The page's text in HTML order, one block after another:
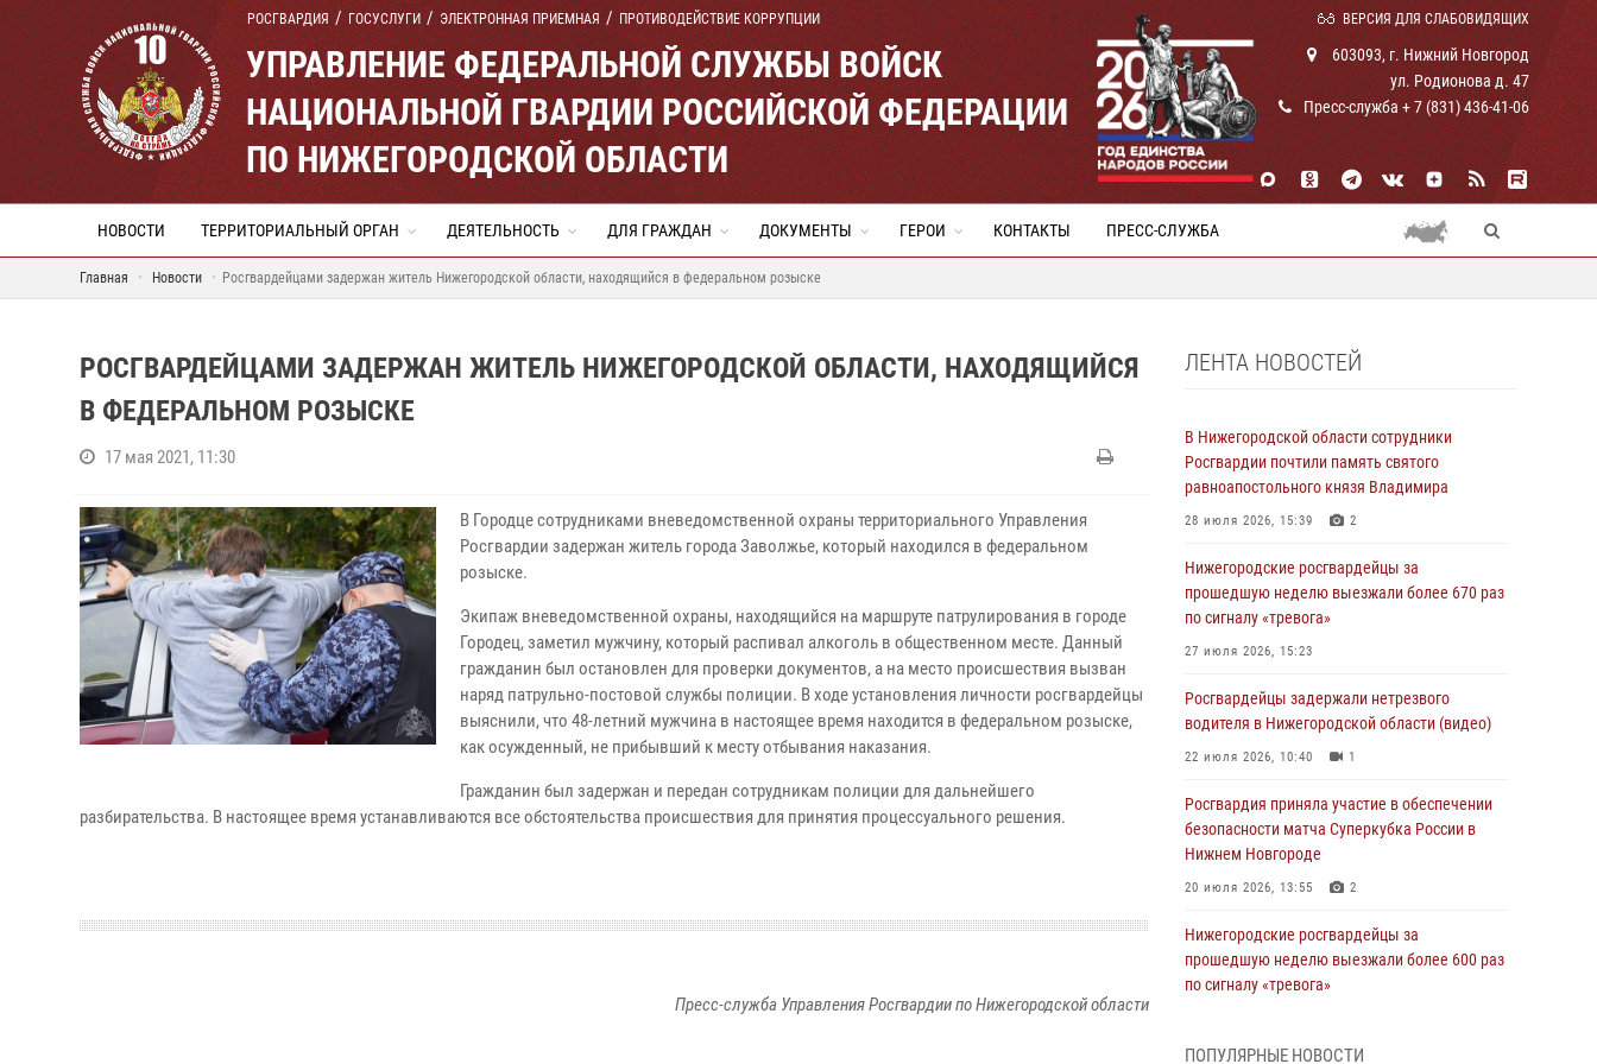
РОСГВАРДИЯ ГОСУСЛУГИ ЭЛЕКТРОННАЯ ПРИЕМНАЯ ПРОТИВОДЕЙСТВИЕ КОРРУПЦИИ ВЕРСИЯ ДЛЯ СЛАБОВИДЯЩИХ
УПРАВЛЕНИЕ ФЕДЕРАЛЬНОЙ СЛУЖБЫ ВОЙСК
НАЦИОНАЛЬНОЙ ГВАРДИИ РОССИЙСКОЙ ФЕДЕРАЦИИ
ПО НИЖЕГОРОДСКОЙ ОБЛАСТИ
603093, г. Нижний Новгород
ул. Родионова д. 47
Пресс-служба + 7 (831) 436-41-06
НОВОСТИ ТЕРРИТОРИАЛЬНЫЙ ОРГАН ДЕЯТЕЛЬНОСТЬ ДЛЯ ГРАЖДАН ДОКУМЕНТЫ ГЕРОИ КОНТАКТЫ ПРЕСС-СЛУЖБА
Главная Новости Росгвардейцами задержан житель Нижегородской области, находящийся в федеральном розыске
РОСГВАРДЕЙЦАМИ ЗАДЕРЖАН ЖИТЕЛЬ НИЖЕГОРОДСКОЙ ОБЛАСТИ, НАХОДЯЩИЙСЯ
В ФЕДЕРАЛЬНОМ РОЗЫСКЕ
17 мая 2021, 11:30
В Городце сотрудниками вневедомственной охраны территориального Управления
Росгвардии задержан житель города Заволжье, который находился в федеральном
розыске.
Экипаж вневедомственной охраны, находящийся на маршруте патрулирования в городе
Городец, заметил мужчину, который распивал алкоголь в общественном месте. Данный
гражданин был остановлен для проверки документов, а на место происшествия вызван
наряд патрульно-постовой службы полиции. В ходе установления личности росгвардейцы
выяснили, что 48-летний мужчина в настоящее время находится в федеральном розыске,
как осужденный, не прибывший к месту отбывания наказания.
Гражданин был задержан и передан сотрудникам полиции для дальнейшего
разбирательства. В настоящее время устанавливаются все обстоятельства происшествия для принятия процессуального решения.
Пресс-служба Управления Росгвардии по Нижегородской области
ЛЕНТА НОВОСТЕЙ
В Нижегородской области сотрудники
Росгвардии почтили память святого
равноапостольного князя Владимира
28 июля 2026, 15:39 2
Нижегородские росгвардейцы за
прошедшую неделю выезжали более 670 раз
по сигналу «тревога»
27 июля 2026, 15:23
Росгвардейцы задержали нетрезвого
водителя в Нижегородской области (видео)
22 июля 2026, 10:40 1
Росгвардия приняла участие в обеспечении
безопасности матча Суперкубка России в
Нижнем Новгороде
20 июля 2026, 13:55 2
Нижегородские росгвардейцы за
прошедшую неделю выезжали более 600 раз
по сигналу «тревога»
ПОПУЛЯРНЫЕ НОВОСТИ